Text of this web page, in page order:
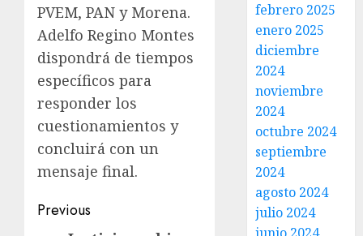
PVEM, PAN y Morena.
Adelfo Regino Montes
dispondrá de tiempos
específicos para
responder los
cuestionamientos y
concluirá con un
mensaje final.
Previous
febrero 2025
enero 2025
diciembre
2024
noviembre
2024
octubre 2024
septiembre
2024
agosto 2024
julio 2024